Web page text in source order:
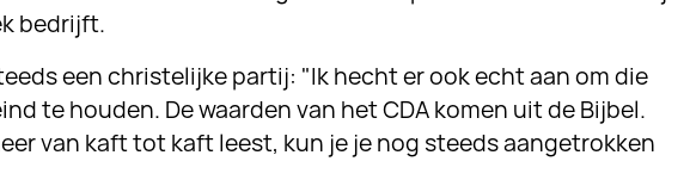
bedrijft.
een christelijke partij: "Ik hecht er ook echt aan om die
te houden. De waarden van het CDA komen uit de Bijbel.
van kaft tot kaft leest, kun je je nog steeds aangetrokken